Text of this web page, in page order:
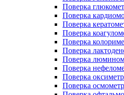
Поверка
Поверка
Поверка
Поверка
Поверка
Поверка
Поверка
Поверка
Поверка
Поверка